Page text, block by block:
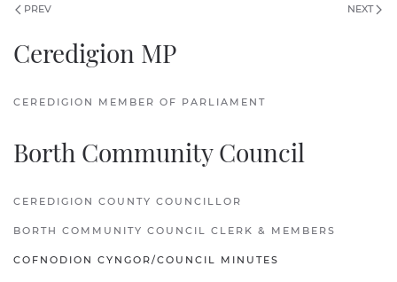
PREV NEXT
Ceredigion MP
CEREDIGION MEMBER OF PARLIAMENT
Borth Community Council
CEREDIGION COUNTY COUNCILLOR
BORTH COMMUNITY COUNCIL CLERK & MEMBERS
COFNODION CYNGOR/COUNCIL MINUTES